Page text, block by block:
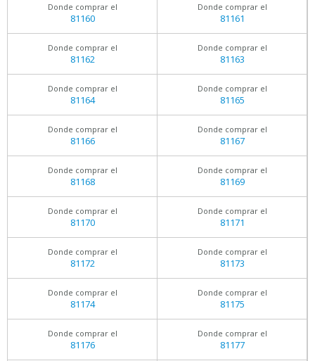
Donde comprar el
81160
Donde comprar el
81161
Donde comprar el
81162
Donde comprar el
81163
Donde comprar el
81164
Donde comprar el
81165
Donde comprar el
81166
Donde comprar el
81167
Donde comprar el
81168
Donde comprar el
81169
Donde comprar el
81170
Donde comprar el
81171
Donde comprar el
81172
Donde comprar el
81173
Donde comprar el
81174
Donde comprar el
81175
Donde comprar el
81176
Donde comprar el
81177